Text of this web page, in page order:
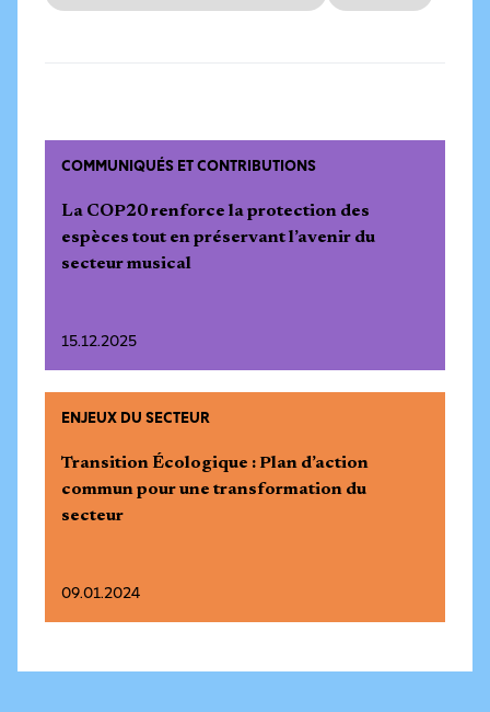
COMMUNIQUÉS ET CONTRIBUTIONS
La COP20 renforce la protection des
espèces tout en préservant l’avenir du
secteur musical
15.12.2025
ENJEUX DU SECTEUR
Transition Écologique : Plan d’action
commun pour une transformation du
secteur
09.01.2024